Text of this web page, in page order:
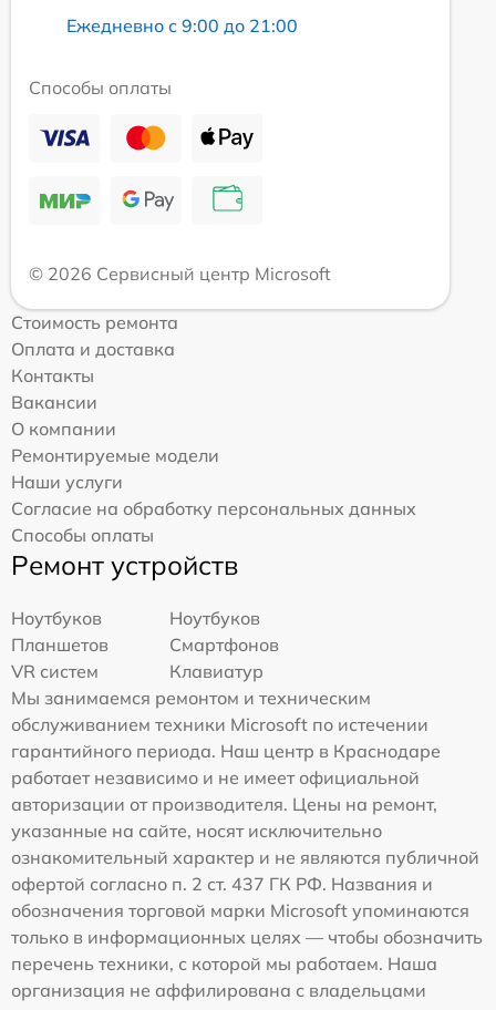
Ежедневно с 9:00 до 21:00
Способы оплаты
© 2026 Сервисный центр Microsoft
Стоимость ремонта
Оплата и доставка
Контакты
Вакансии
О компании
Ремонтируемые модели
Наши услуги
Согласие на обработку персональных данных
Способы оплаты
Ремонт устройств
Ноутбуков
Ноутбуков
Планшетов
Смартфонов
VR систем
Клавиатур
Мы занимаемся ремонтом и техническим
обслуживанием техники Microsoft по истечении
гарантийного периода. Наш центр в Краснодаре
работает независимо и не имеет официальной
авторизации от производителя. Цены на ремонт,
указанные на сайте, носят исключительно
ознакомительный характер и не являются публичной
офертой согласно п. 2 ст. 437 ГК РФ. Названия и
обозначения торговой марки Microsoft упоминаются
только в информационных целях — чтобы обозначить
перечень техники, с которой мы работаем. Наша
организация не аффилирована с владельцами